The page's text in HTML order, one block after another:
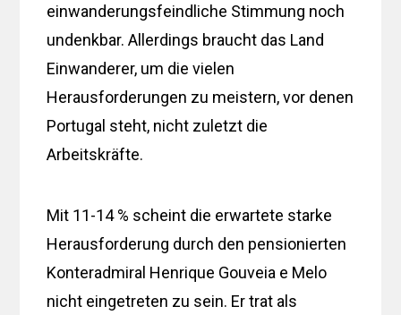
einwanderungsfeindliche Stimmung noch
undenkbar. Allerdings braucht das Land
Einwanderer, um die vielen
Herausforderungen zu meistern, vor denen
Portugal steht, nicht zuletzt die
Arbeitskräfte.
Mit 11-14 % scheint die erwartete starke
Herausforderung durch den pensionierten
Konteradmiral Henrique Gouveia e Melo
nicht eingetreten zu sein. Er trat als